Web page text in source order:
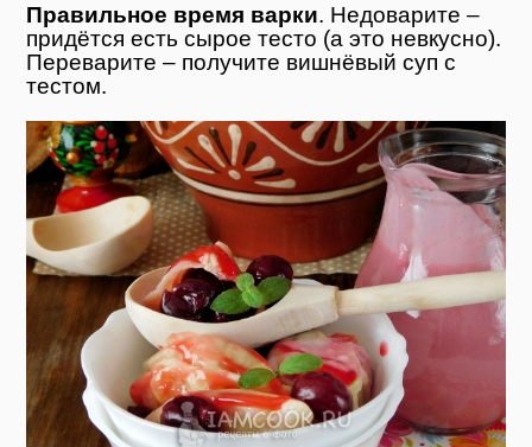
Правильное время варки. Недоварите –
придётся есть сырое тесто (а это невкусно).
Переварите – получите вишнёвый суп с
тестом.